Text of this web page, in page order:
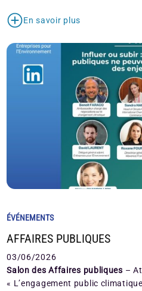
En savoir plus
ÉVÉNEMENTS
AFFAIRES PUBLIQUES
03/06/2026
Salon des Affaires publiques –
« L’engagement public